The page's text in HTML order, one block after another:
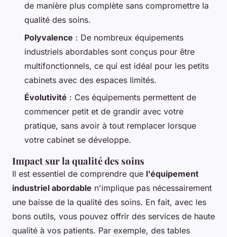
de manière plus complète sans compromettre la
qualité des soins.
Polyvalence : De nombreux équipements
industriels abordables sont conçus pour être
multifonctionnels, ce qui est idéal pour les petits
cabinets avec des espaces limités.
Évolutivité : Ces équipements permettent de
commencer petit et de grandir avec votre
pratique, sans avoir à tout remplacer lorsque
votre cabinet se développe.
Impact sur la qualité des soins
Il est essentiel de comprendre que l'équipement
industriel abordable n'implique pas nécessairement
une baisse de la qualité des soins. En fait, avec les
bons outils, vous pouvez offrir des services de haute
qualité à vos patients. Par exemple, des tables